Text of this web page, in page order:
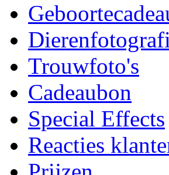
Trouwfoto's
Cadeaubon
Special Effects
Reacties